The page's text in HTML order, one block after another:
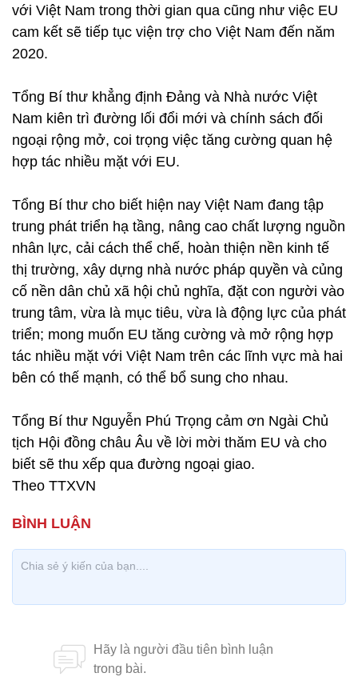
với Việt Nam trong thời gian qua cũng như việc EU
cam kết sẽ tiếp tục viện trợ cho Việt Nam đến năm
2020.
Tổng Bí thư khẳng định Đảng và Nhà nước Việt
Nam kiên trì đường lối đổi mới và chính sách đối
ngoại rộng mở, coi trọng việc tăng cường quan hệ
hợp tác nhiều mặt với EU.
Tổng Bí thư cho biết hiện nay Việt Nam đang tập
trung phát triển hạ tầng, nâng cao chất lượng nguồn
nhân lực, cải cách thể chế, hoàn thiện nền kinh tế
thị trường, xây dựng nhà nước pháp quyền và củng
cố nền dân chủ xã hội chủ nghĩa, đặt con người vào
trung tâm, vừa là mục tiêu, vừa là động lực của phát
triển; mong muốn EU tăng cường và mở rộng hợp
tác nhiều mặt với Việt Nam trên các lĩnh vực mà hai
bên có thế mạnh, có thể bổ sung cho nhau.
Tổng Bí thư Nguyễn Phú Trọng cảm ơn Ngài Chủ
tịch Hội đồng châu Âu về lời mời thăm EU và cho
biết sẽ thu xếp qua đường ngoại giao.
Theo TTXVN